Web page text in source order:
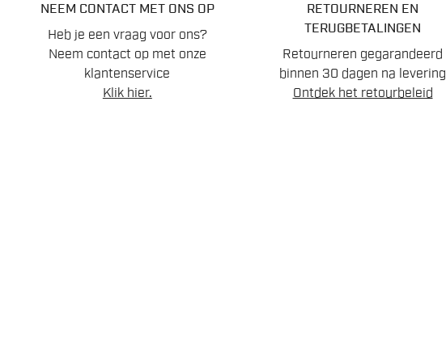
NEEM CONTACT MET ONS OP
Heb je een vraag voor ons?
Neem contact op met onze
klantenservice
Klik hier.
RETOURNEREN EN
TERUGBETALINGEN
Retourneren gegarandeerd
binnen 30 dagen na levering
Ontdek het retourbeleid